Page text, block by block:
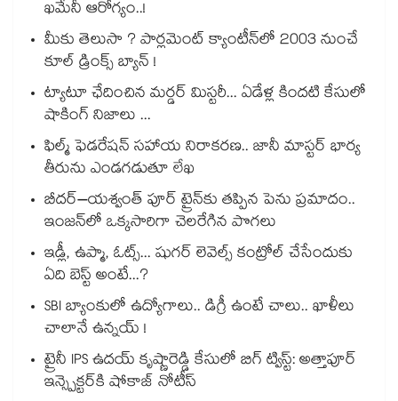
ఖమేనీ ఆరోగ్యం..!
మీకు తెలుసా ? పార్లమెంట్ క్యాంటీన్⁪లో 2003 నుంచే
కూల్ డ్రింక్స్ బ్యాన్ !
ట్యాటూ ఛేదించిన మర్డర్ మిస్టరీ... ఏడేళ్ల కిందటి కేసులో
షాకింగ్ నిజాలు ...
ఫిల్మ్ ఫెడరేషన్ సహాయ నిరాకరణ.. జానీ మాస్టర్ భార్య
తీరును ఎండగడుతూ లేఖ
బీదర్–యశ్వంత్ పూర్ ట్రైన్‎కు తప్పిన పెను ప్రమాదం..
ఇంజన్‎లో ఒక్కసారిగా చెలరేగిన పొగలు
ఇడ్లీ, ఉప్మా, ఓట్స్... షుగర్ లెవెల్స్ కంట్రోల్ చేసేందుకు
ఏది బెస్ట్ అంటే...?
SBI బ్యాంకులో ఉద్యోగాలు.. డిగ్రీ ఉంటే చాలు.. ఖాళీలు
చాలానే ఉన్నయ్ !
ట్రైనీ IPS ఉదయ్ కృష్ణారెడ్డి కేసులో బిగ్ ట్విస్ట్: అత్తాపూర్
ఇన్స్పెక్టర్‎కి షోకాజ్ నోటీస్